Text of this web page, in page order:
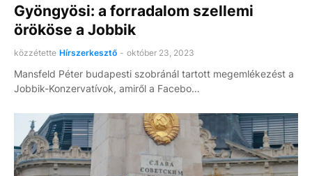
Gyöngyösi: a forradalom szellemi
örököse a Jobbik
közzétette Hírszerkesztő - október 23, 2023
Mansfeld Péter budapesti szobránál tartott megemlékezést a
Jobbik-Konzervatívok, amiről a Facebo…